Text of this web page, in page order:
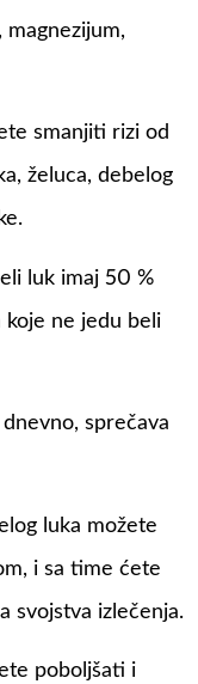
magnezijum,
smanjiti rizi od
želuca, debelog
luk imaj 50 %
koje ne jedu beli
sprečava
luka možete
i sa time ćete
svojstva izlečenja.
poboljšati i